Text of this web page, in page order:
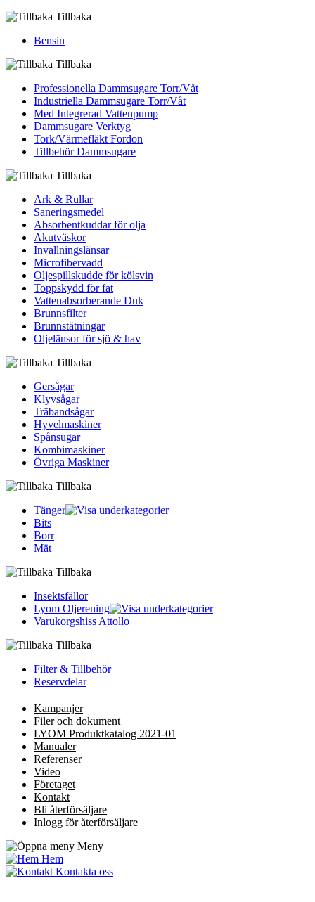
Tillbaka
Bensin
Tillbaka
Professionella Dammsugare Torr/Våt
Industriella Dammsugare Torr/Våt
Med Integrerad Vattenpump
Dammsugare Verktyg
Tork/Värmefläkt Fordon
Tillbehör Dammsugare
Tillbaka
Ark & Rullar
Saneringsmedel
Absorbentkuddar för olja
Akutväskor
Invallningslänsar
Microfibervadd
Oljespillskudde för kölsvin
Toppskydd för fat
Vattenabsorberande Duk
Brunnsfilter
Brunnstätningar
Oljelänsor för sjö & hav
Tillbaka
Gersågar
Klyvsågar
Träbandsågar
Hyvelmaskiner
Spånsugar
Kombimaskiner
Övriga Maskiner
Tillbaka
Tänger
Bits
Borr
Mät
Tillbaka
Insektsfällor
Lyom Oljerening
Varukorgshiss Attollo
Tillbaka
Filter & Tillbehör
Reservdelar
Kampanjer
Filer och dokument
LYOM Produktkatalog 2021-01
Manualer
Referenser
Video
Företaget
Kontakt
Bli återförsäljare
Inlogg för återförsäljare
Meny
Hem
Kontakta oss